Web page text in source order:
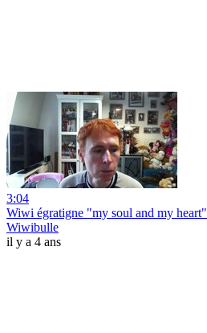
3:04
Wiwi égratigne "my soul and my heart"
Wiwibulle
il y a 4 ans